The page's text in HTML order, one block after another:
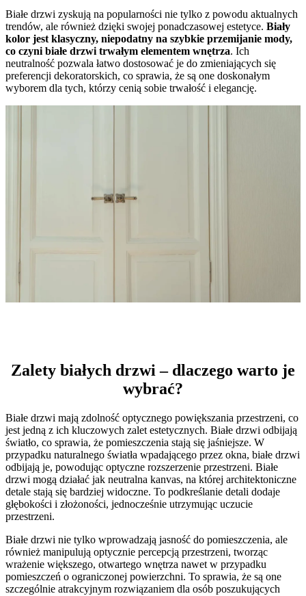
Białe drzwi zyskują na popularności nie tylko z powodu aktualnych
trendów, ale również dzięki swojej ponadczasowej estetyce. Biały
kolor jest klasyczny, niepodatny na szybkie przemijanie mody,
co czyni białe drzwi trwałym elementem wnętrza. Ich
neutralność pozwala łatwo dostosować je do zmieniających się
preferencji dekoratorskich, co sprawia, że są one doskonałym
wyborem dla tych, którzy cenią sobie trwałość i elegancję.
Zalety białych drzwi – dlaczego warto je
wybrać?
Białe drzwi mają zdolność optycznego powiększania przestrzeni, co
jest jedną z ich kluczowych zalet estetycznych. Białe drzwi odbijają
światło, co sprawia, że pomieszczenia stają się jaśniejsze. W
przypadku naturalnego światła wpadającego przez okna, białe drzwi
odbijają je, powodując optyczne rozszerzenie przestrzeni. Białe
drzwi mogą działać jak neutralna kanvas, na której architektoniczne
detale stają się bardziej widoczne. To podkreślanie detali dodaje
głębokości i złożoności, jednocześnie utrzymując uczucie
przestrzeni.
Białe drzwi nie tylko wprowadzają jasność do pomieszczenia, ale
również manipulują optycznie percepcją przestrzeni, tworząc
wrażenie większego, otwartego wnętrza nawet w przypadku
pomieszczeń o ograniczonej powierzchni. To sprawia, że są one
szczególnie atrakcyjnym rozwiązaniem dla osób poszukujących